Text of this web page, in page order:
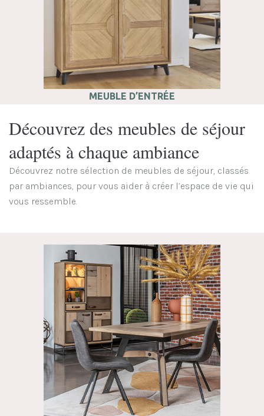
MEUBLE D’ENTRÉE
Découvrez des meubles de séjour
adaptés à chaque ambiance
Découvrez notre sélection de meubles de séjour, classés
par ambiances, pour vous aider à créer l’espace de vie qui
vous ressemble.